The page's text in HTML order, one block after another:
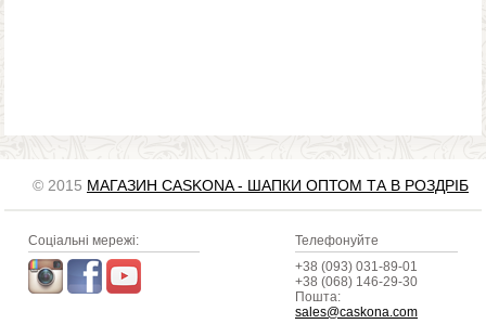
© 2015 МАГАЗИН CASKONA - ШАПКИ ОПТОМ ТА В РОЗДРІБ
Соціальні мережі:
Телефонуйте
+38 (093) 031-89-01
+38 (068) 146-29-30
Пошта:
sales@caskona.com